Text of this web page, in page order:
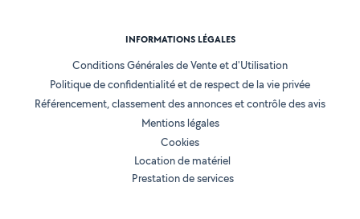
INFORMATIONS LÉGALES
Conditions Générales de Vente et d'Utilisation
Politique de confidentialité et de respect de la vie privée
Référencement, classement des annonces et contrôle des avis
Mentions légales
Cookies
Location de matériel
Prestation de services